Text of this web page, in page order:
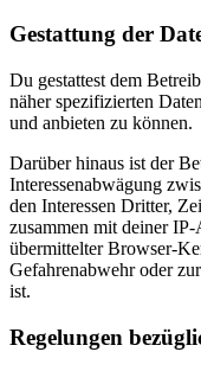
Gestattung der
Du gestattest dem
näher spezifizierten
und anbieten zu können.
Darüber hinaus ist der
Interessenabwägung
den Interessen Dritter,
zusammen mit deiner
übermittelter Browser-
Gefahrenabwehr oder
ist.
Regelungen